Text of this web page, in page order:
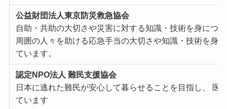
公益財団法⼈東京防災救急協会
⾃助・共助の⼤切さや災害に対する知識・技術を⾝につ
周囲の⼈々を助ける応急⼿当の⼤切さや知識・技術を⾝
ています。
認定NPO法⼈ 難⺠⽀援協会
⽇本に逃れた難⺠が安⼼して暮らせることを⽬指し、 医
ています